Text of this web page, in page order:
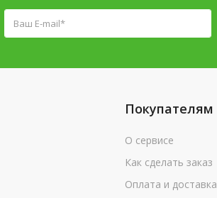
Покупателям
О сервисе
Как сделать заказ
Оплата и доставка